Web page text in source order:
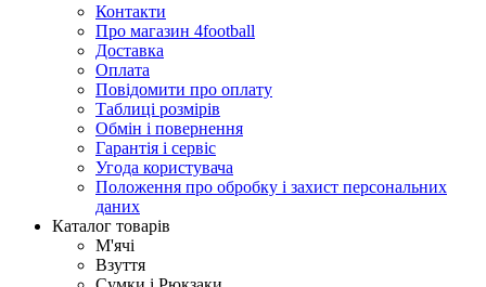
Контакти
Про магазин 4football
Доставка
Оплата
Повідомити про оплату
Таблиці розмірів
Обмін і повернення
Гарантія і сервіс
Угода користувача
Положення про обробку і захист персональних
даних
Каталог товарів
М'ячі
Взуття